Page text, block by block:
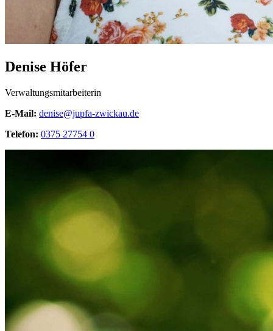
Denise Höfer
Verwaltungsmitarbeiterin
E-Mail: denise@jupfa-zwickau.de
Telefon: 0375 27754 0